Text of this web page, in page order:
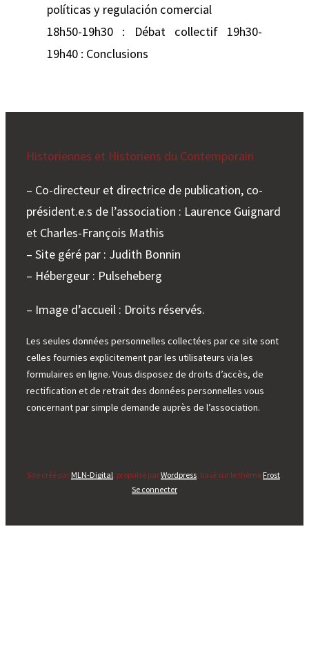
políticas y regulación comercial
18h50-19h30 : Débat collectif 19h30-
19h40 : Conclusions
Historiennes et Historiens du Contemporain
– Co-directeur et directrice de publication, co-
président.e.s de l’association : Laurence Guignard
et Charles-François Mathis
– Site géré par : Judith Bonnin
– Hébergeur : Pulseheberg
– Image d’accueil : Droits réservés.
Les seules données personnelles collectées par ce site sont
celles fournies explicitement par les utilisateurs via les
formulaires en ligne. Vous disposez de droits d’accès, de
rectification et de retrait des données personnelles vous
concernant par simple demande auprès de l’association.
Site créé par MLN-Digital, propulsé parWordpress, basé sur le thème Frost.
Se connecter